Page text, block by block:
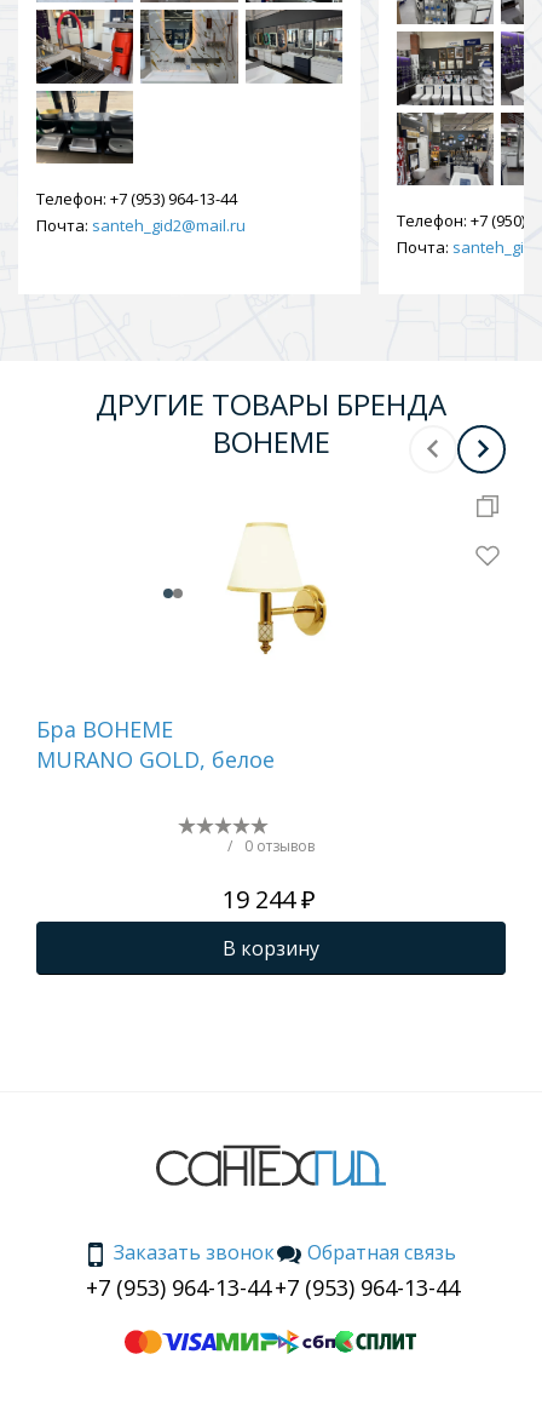
Телефон: +7 (953) 964-13-44
Почта: santeh_gid2@mail.ru Телефон: +7 (950)
Почта:
ДРУГИЕ ТОВАРЫ БРЕНДА
BOHEME
Бра BOHEME
MURANO GOLD, белое
/ 0 отзывов
19 244 ₽
В корзину
Заказать звонок
+7 (953) 964-13-44
Обратная связь
+7 (953) 964-13-44